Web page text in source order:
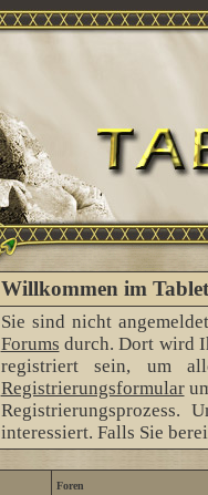
Willkommen im
Sie sind nicht
Forums durch. Dort wird
registriert sein, um
Registrierungsformular
Registrierungsprozess.
interessiert. Falls Sie
Foren